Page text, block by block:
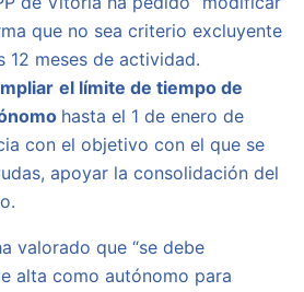
que no sea criterio excluyente
12 meses de actividad.
el límite de tiempo de
hasta el 1 de enero de
con el objetivo con el que se
apoyar la consolidación del
valorado que “se debe
alta como autónomo para